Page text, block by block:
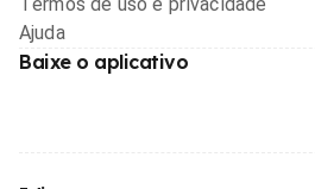
Ajuda
Baixe o aplicativo